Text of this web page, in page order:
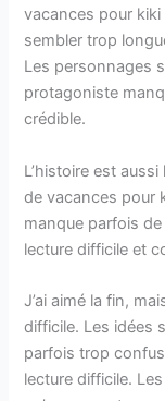
vacances pour kiki
sembler trop
Les personnages
protagoniste
crédible.
L’histoire est
de vacances pour
manque parfois
lecture difficile et
J’ai aimé la fin,
difficile. Les idées
parfois trop
lecture difficile.